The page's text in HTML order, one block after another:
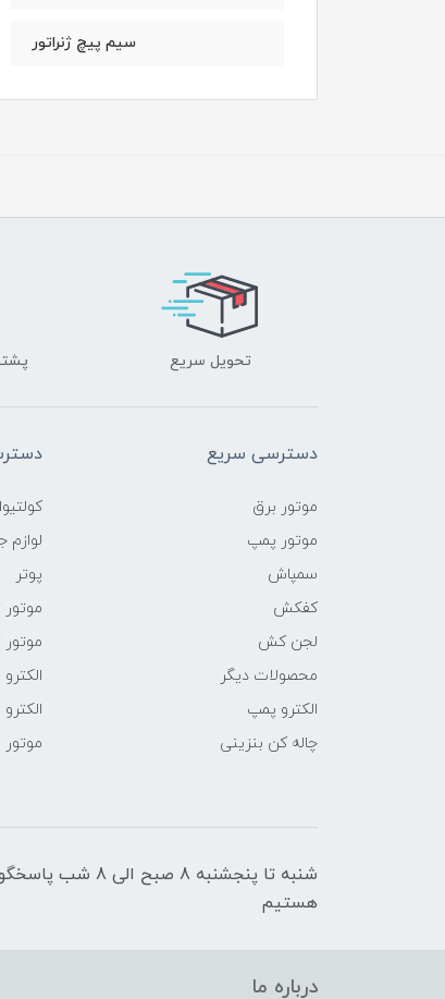
سیم پیچ ژنراتور
تحویل سریع
دسترسی سریع
موتور برق
موتور پمپ
سمپاش
کفکش
لجن کش
محصولات دیگر
الکترو پمپ
چاله کن بنزینی
لوازم
پوتر
موتور
شنبه تا پنجشنبه 8 صبح الی 8 شب
هستیم
درباره ما